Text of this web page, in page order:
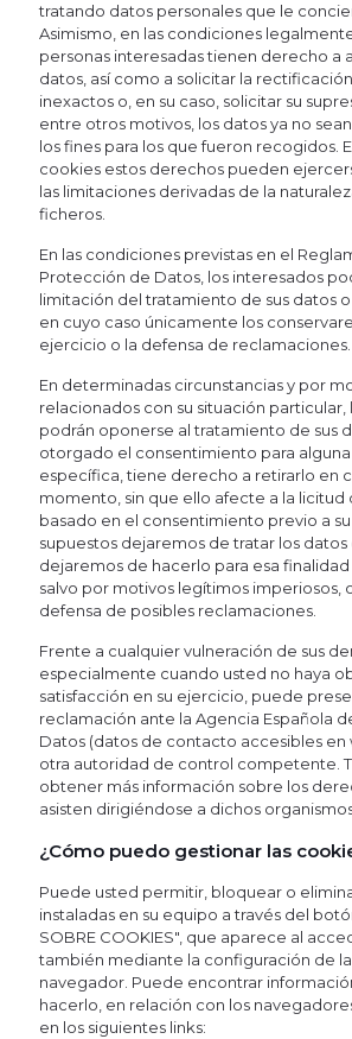
tratando datos personales que le
Asimismo, en las condiciones
personas interesadas tienen derecho a
datos, así como a solicitar la
inexactos o, en su caso, solicitar su
entre otros motivos, los datos ya no
los fines para los que fueron recogidos.
cookies estos derechos pueden
las limitaciones derivadas de la
ficheros.
En las condiciones previstas en el
Protección de Datos, los interesados
limitación del tratamiento de sus datos
en cuyo caso únicamente los
ejercicio o la defensa de reclamaciones.
En determinadas circunstancias y por
relacionados con su situación particular,
podrán oponerse al tratamiento de sus
otorgado el consentimiento para
específica, tiene derecho a retirarlo en
momento, sin que ello afecte a la
basado en el consentimiento previo a
supuestos dejaremos de tratar los datos
dejaremos de hacerlo para esa
salvo por motivos legítimos imperiosos,
defensa de posibles reclamaciones.
Frente a cualquier vulneración de sus
especialmente cuando usted no haya
satisfacción en su ejercicio, puede
reclamación ante la Agencia Española
Datos (datos de contacto accesibles en
otra autoridad de control competente.
obtener más información sobre los
asisten dirigiéndose a dichos
¿Cómo puedo gestionar las
Puede usted permitir, bloquear o
instaladas en su equipo a través del
SOBRE COOKIES", que aparece al
también mediante la configuración de
navegador. Puede encontrar
hacerlo, en relación con los
en los siguientes links: